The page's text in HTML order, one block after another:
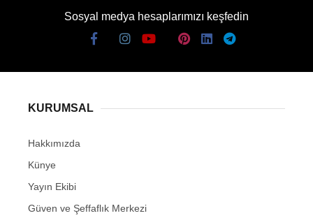
Sosyal medya hesaplarımızı keşfedin
KURUMSAL
Hakkımızda
Künye
Yayın Ekibi
Güven ve Şeffaflık Merkezi